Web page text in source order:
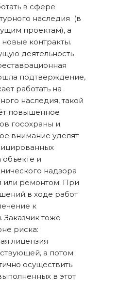
в сфере
наследия (в
проектам), а
контракты.
деятельность
подтверждение,
работать на
наследия, такой
повышенное
госохраны и
внимание уделят
объекте и
надзора
или ремонтом. При
в ходе работ
к
Заказчик тоже
риска:
лицензия
а потом
осуществить
в этот